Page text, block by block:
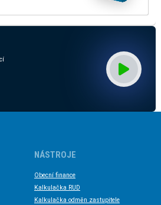
NÁSTROJE
Obecní finance
Kalkulačka RUD
Kalkulačka odměn zastupitele